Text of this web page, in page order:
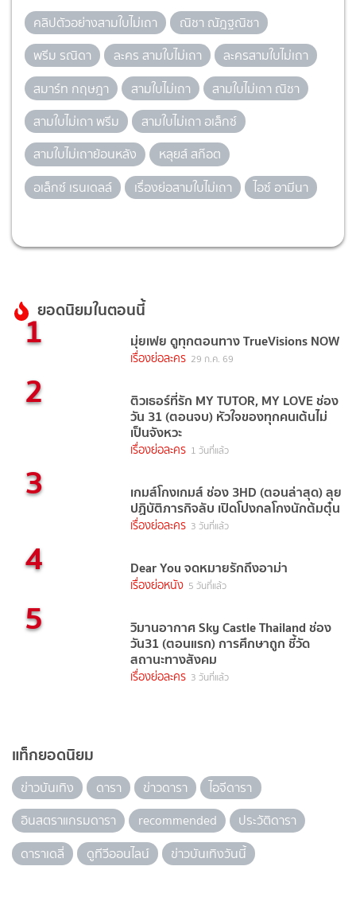
คลิปตัวอย่างสามใบไม่เถา
ณิชา ณัฎฐณิชา
พรีม รณิดา
ละคร สามใบไม่เถา
ละครสามใบไม่เถา
สมาร์ท กฤษฎา
สามใบไม่เถา
สามใบไม่เถา ณิชา
สามใบไม่เถา พรีม
สามใบไม่เถา อเล็กซ์
สามใบไม่เถาย้อนหลัง
หลุยส์ สก๊อต
อเล็กซ์ เรนเดลล์
เรื่องย่อสามใบไม่เถา ไอซ์ อามีนา
ยอดนิยมในตอนนี้
1 มุ่ยเฟย ดูทุกตอนทาง TrueVisions NOW
เรื่องย่อละคร 29 ก.ค. 69
2 ติวเธอร์ที่รัก MY TUTOR, MY LOVE ช่อง
วัน 31 (ตอนจบ) หัวใจของทุกคนเต้นไม่
เป็นจังหวะ
เรื่องย่อละคร 1 วันที่แล้ว
3 เกมส์โกงเกมส์ ช่อง 3HD (ตอนล่าสุด) ลุย
ปฏิบัติภารกิจลับ เปิดโปงกลโกงนักต้มตุ๋น
เรื่องย่อละคร 3 วันที่แล้ว
4 Dear You จดหมายรักถึงอาม่า
เรื่องย่อหนัง 5 วันที่แล้ว
5 วิมานอากาศ Sky Castle Thailand ช่อง
วัน31 (ตอนแรก) การศึกษาถูก ชี้วัด
สถานะทางสังคม
เรื่องย่อละคร 3 วันที่แล้ว
แท็กยอดนิยม
ข่าวบันเทิง ดารา ข่าวดารา
ไอจีดารา
อินสตราแกรมดารา
recommended
ประวัติดารา
ดาราเดลี่
ดูทีวีออนไลน์ ข่าวบันเทิงวันนี้